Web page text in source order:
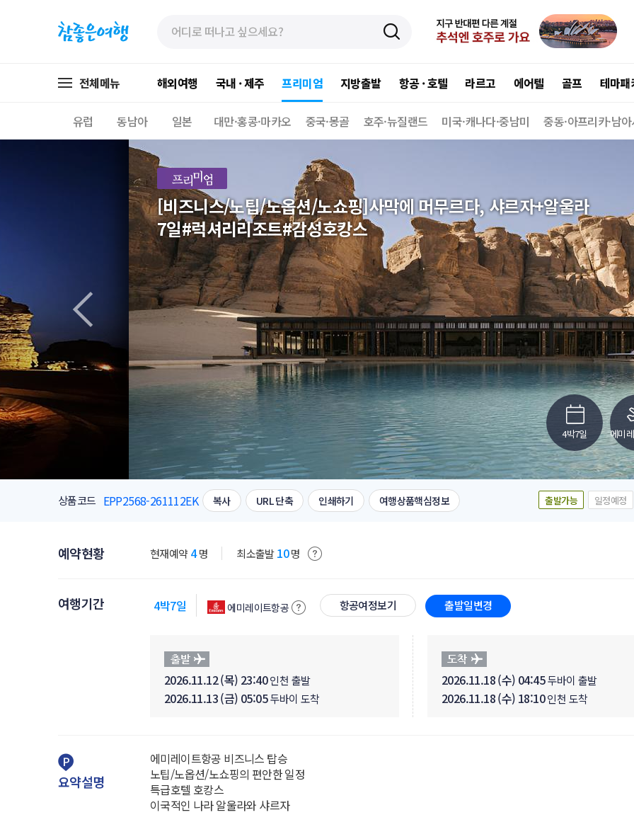
전체메뉴 해외여행 국내 · 제주 프리미엄 지방출발 항공 · 호텔 라르고 에어텔 골프 테마패
유럽 동남아 일본 대만·홍콩·마카오 중국·몽골 호주·뉴질랜드 미국·캐나다·중남미 중동·아프리카·남
[비즈니스/노팁/노옵션/노쇼핑]사막에 머무르다, 샤르자+알울라
7일#럭셔리리조트#감성호캉스
4박7일 에미
상품코드 EPP2568-261112EK 복사 URL 단축 인쇄하기 여행상품핵심정보 출발가능 일정예정
예약현황 현재예약4명 최소출발10명
여행기간 4박7일 에미레이트항공 항공여정보기 출발일변경
2026.11.12 (목) 23:40인천 출발
2026.11.13 (금) 05:05두바이 도착
2026.11.18 (수) 04:45두바이 출발
2026.11.18 (수) 18:10인천 도착
요약설명
에미레이트항공 비즈니스 탑승
노팁/노옵션/노쇼핑의 편안한 일정
특급호텔 호캉스
이국적인 나라 알울라와 샤르자